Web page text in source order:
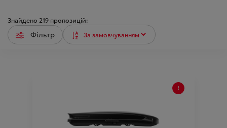
Знайдено 219 пропозицій:
Фільтр